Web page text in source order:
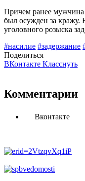
Причем ранее мужчина
был осужден за кражу.
уголовного розыска
#насилие #задержание
Поделиться
ВКонтакте Класснуть
Комментарии
Вконтакте